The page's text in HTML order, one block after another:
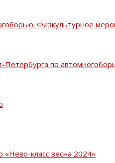
Физкультурное
по
класс весна 2024»